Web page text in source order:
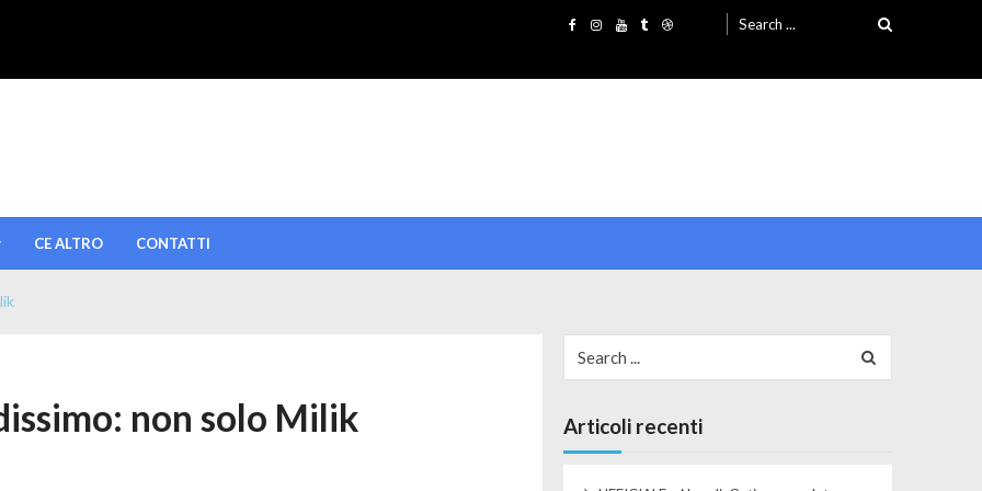
Search for:
CE ALTRO CONTATTI
non solo Milik Articoli recenti